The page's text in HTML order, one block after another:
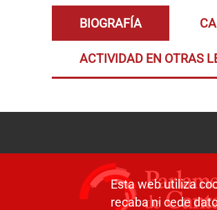
BIOGRAFÍA
ACTIVIDAD EN OTRAS
Esta web utiliza
recaba ni cede